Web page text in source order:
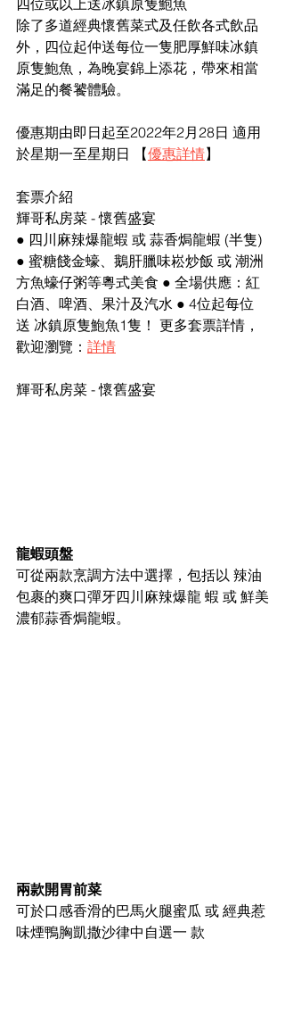
四位或以上送冰鎮原隻鮑魚
除了多道經典懷舊菜式及任飲各式飲品
外，四位起仲送每位一隻肥厚鮮味冰鎮
原隻鮑魚，為晚宴錦上添花，帶來相當
滿足的餐饕體驗。
優惠期由即日起至2022年2月28日 適用
於星期一至星期日 【優惠詳情】
套票介紹
輝哥私房菜 - 懷舊盛宴
● 四川麻辣爆龍蝦 或 蒜香焗龍蝦 (半隻)
● 蜜糖餞金蠔、鵝肝臘味崧炒飯 或 潮洲
方魚蠔仔粥等粵式美食 ● 全場供應：紅
白酒、啤酒、果汁及汽水 ● 4位起每位
送 冰鎮原隻鮑魚1隻！ 更多套票詳情，
歡迎瀏覽： 詳情
輝哥私房菜 - 懷舊盛宴
龍蝦頭盤
可從兩款烹調方法中選擇，包括以 辣油
包裹的爽口彈牙四川麻辣爆龍 蝦 或 鮮美
濃郁蒜香焗龍蝦。
兩款開胃前菜
可於口感香滑的巴馬火腿蜜瓜 或 經典惹
味煙鴨胸凱撒沙律中自選一 款